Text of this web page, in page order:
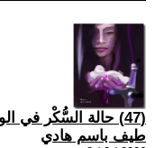
(47) حالة السُّكْر في الوظيفة العامة
طيف باسم هادي